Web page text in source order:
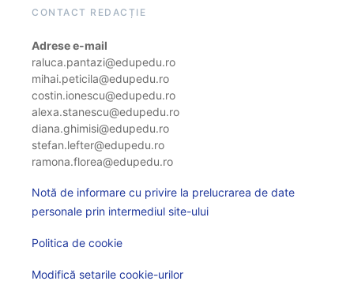
CONTACT REDACȚIE
Adrese e-mail
raluca.pantazi@edupedu.ro
mihai.peticila@edupedu.ro
costin.ionescu@edupedu.ro
alexa.stanescu@edupedu.ro
diana.ghimisi@edupedu.ro
stefan.lefter@edupedu.ro
ramona.florea@edupedu.ro
Notă de informare cu privire la prelucrarea de date
personale prin intermediul site-ului
Politica de cookie
Modifică setarile cookie-urilor